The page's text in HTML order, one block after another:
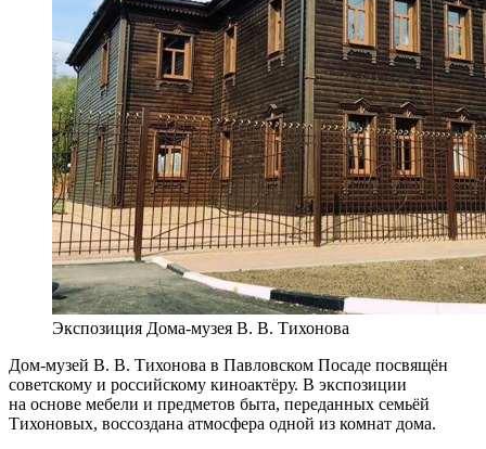
Экспозиция Дома-музея В. В. Тихонова
Дом-музей В. В. Тихонова в Павловском Посаде посвящён
советскому и российскому киноактёру. В экспозиции
на основе мебели и предметов быта, переданных семьёй
Тихоновых, воссоздана атмосфера одной из комнат дома.